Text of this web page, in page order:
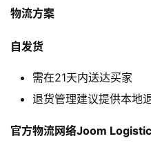
境
科
媒
物流方案
自发货
需在21天内送达买家
退货管理建议提供本地
官方物流网络Joom